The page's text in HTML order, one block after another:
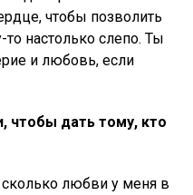
чтобы позволить
настолько слепо. Ты
и любовь, если
чтобы дать тому, кто
любви у меня в